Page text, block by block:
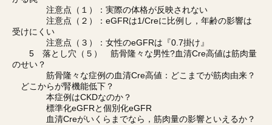
注意点（１）：実際の体格が反映されない
注意点（２）：eGFRは1/Creに比例し，年齢の影響は
受けにくい
注意点（３）：女性のeGFRは『0.7掛け』
5 落とし穴（５） 筋骨隆々な男性?血清Cre高値は筋肉量
のせい？
筋骨隆々な症例の血清Cre高値：どこまでが筋肉由来？
どこからが腎機能低下？
本症例はCKDなのか？
標準化eGFRと個別化eGFR
血清Creがいくらまでなら，筋肉量の影響といえるか？